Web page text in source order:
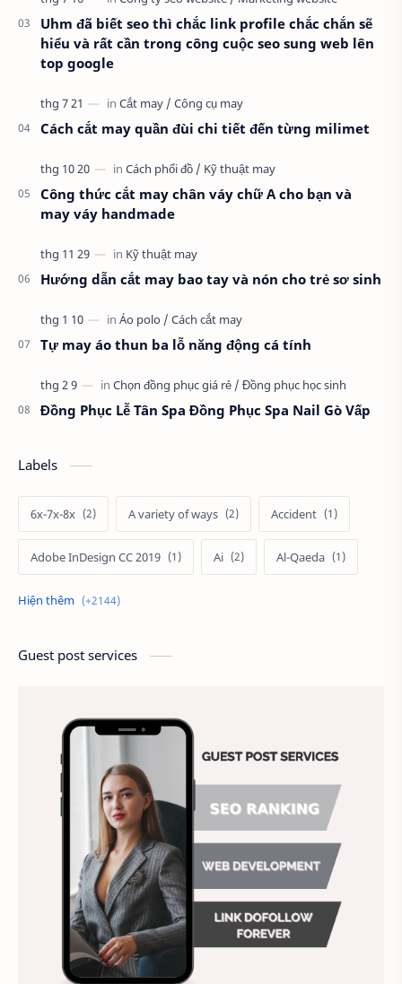
Uhm đã biết seo thì chắc link profile chắc chắn sẽ
hiểu và rất cần trong công cuộc seo sung web lên
top google
Cách cắt may quần đùi chi tiết đến từng milimet
Công thức cắt may chân váy chữ A cho bạn và
may váy handmade
Hướng dẫn cắt may bao tay và nón cho trẻ sơ sinh
Tự may áo thun ba lỗ năng động cá tính
Đồng Phục Lễ Tân Spa Đồng Phục Spa Nail Gò Vấp
Labels
6x-7x-8x A variety of ways Accident
Adobe InDesign CC 2019 Ai Al-Qaeda
Alien Alternative
Ảnh nền chuẩn HD Ảnh nền đẹp
Ảnh nền sinh nhật
Animal Ankle boots Antarctic
Antibodies against Covid-19 Antiquarian
Antiviral antibodies Áo bà ba
Áo bà ba hiện đại Áo bà bầu Áo bác sĩ
Guest post services